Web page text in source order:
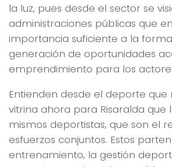
la luz, pues desde el sector se
administraciones públicas que
importancia suficiente a la
generación de oportunidades
emprendimiento para los
Entienden desde el deporte que
vitrina ahora para Risaralda que
mismos deportistas, que son el
esfuerzos conjuntos. Estos
entrenamiento, la gestión